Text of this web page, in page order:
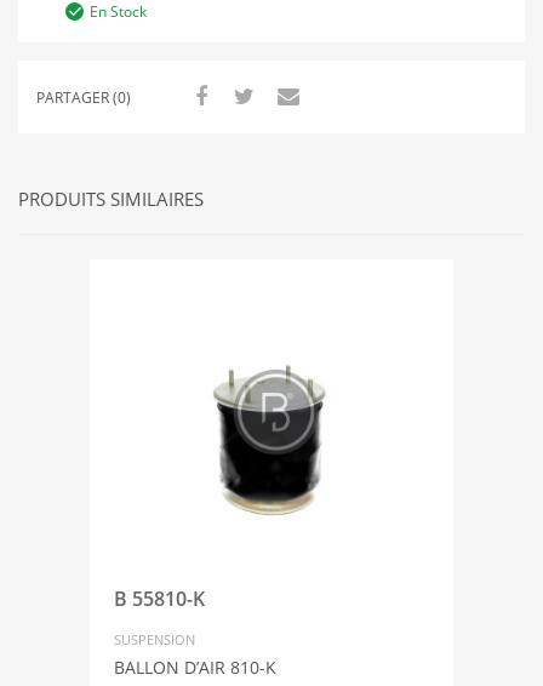
En Stock
PARTAGER (0)
PRODUITS SIMILAIRES
B 55810-K
SUSPENSION
BALLON D’AIR 810-K